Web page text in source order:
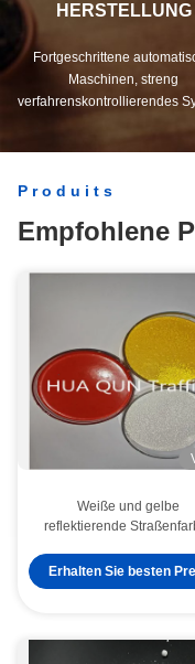
HERSTELLUNG
Fortgeschrittene
Maschinen, streng
verfahrenskontrollierendes
Produits
Empfohlene
Weiße und gelbe
reflektierende
Erhalten Sie besten